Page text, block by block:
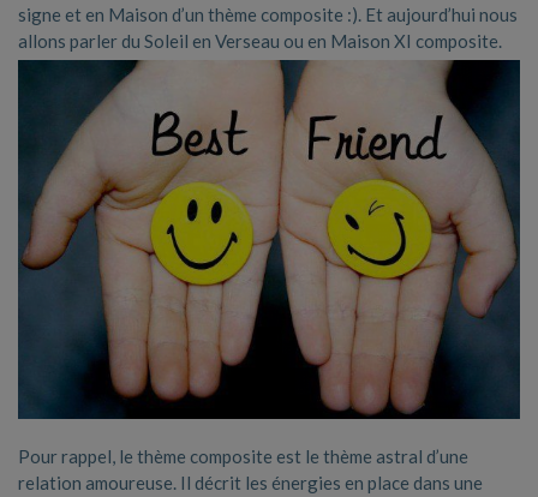
signe et en Maison d’un thème composite :). Et aujourd’hui nous
allons parler du Soleil en Verseau ou en Maison XI composite.
Pour rappel, le thème composite est le thème astral d’une
relation amoureuse. Il décrit les énergies en place dans une